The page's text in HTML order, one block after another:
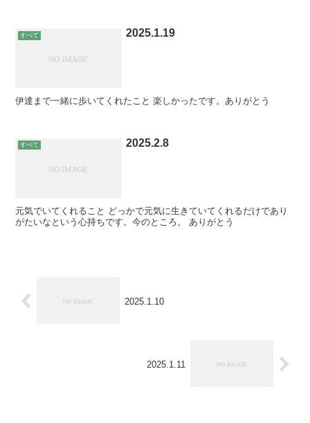
すべて 2025.1.19
伊達まで一緒に歩いてくれたこと 楽しかったです。ありがとう
すべて 2025.2.8
元気でいてくれること どっかで元気に生きていてくれるだけであり
がたいなという心持ちです。今のところ。 ありがとう
2025.1.10
2025.1.11